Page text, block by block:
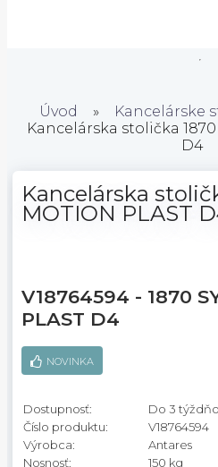
Úvod » Kancelárske
Kancelárska stolička 1870
D4
Kancelárska
MOTION PLAST
V18764594 - 1870
PLAST D4
NOVINKA
Dostupnosť:
Do 3
Číslo produktu:
V18764594
Výrobca:
Antares
Nosnosť:
150 kg